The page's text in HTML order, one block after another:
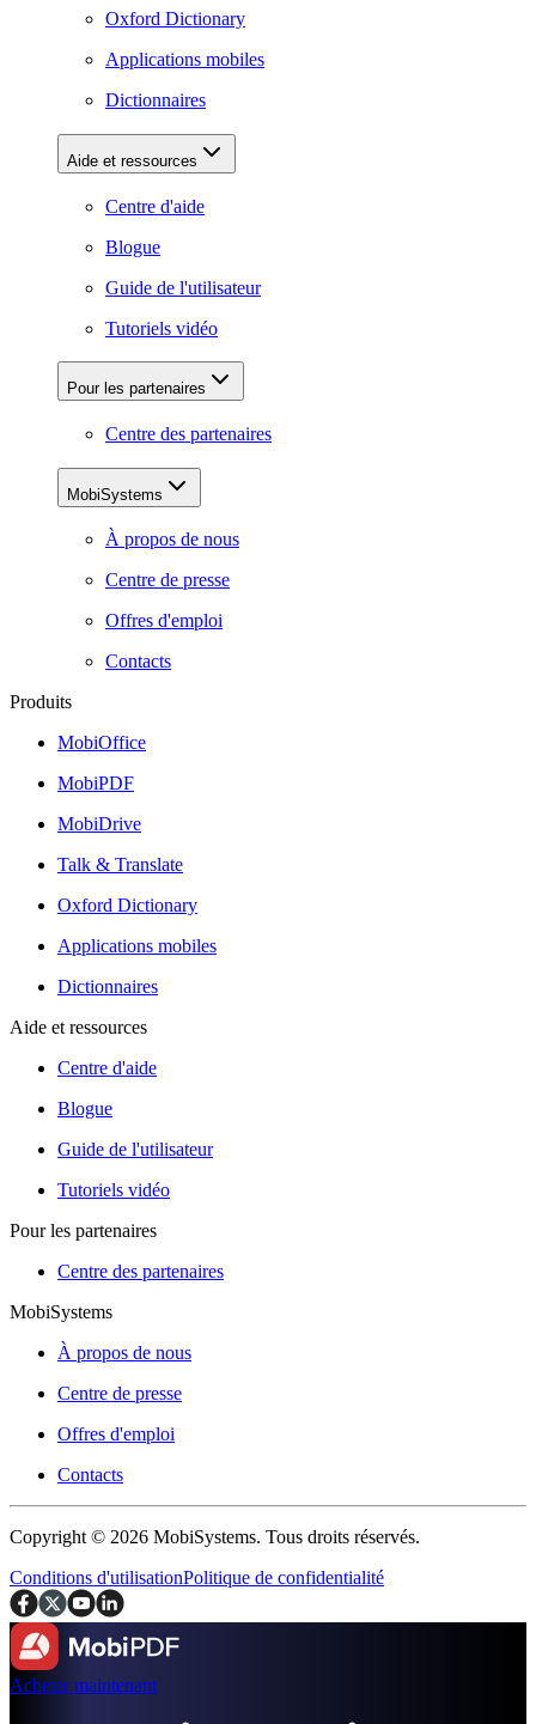
Oxford Dictionary
Applications mobiles
Dictionnaires
Aide et ressources
Centre d'aide
Blogue
Guide de l'utilisateur
Tutoriels vidéo
Pour les partenaires
Centre des partenaires
MobiSystems
À propos de nous
Centre de presse
Offres d'emploi
Contacts
Produits
MobiOffice
MobiPDF
MobiDrive
Talk & Translate
Oxford Dictionary
Applications mobiles
Dictionnaires
Aide et ressources
Centre d'aide
Blogue
Guide de l'utilisateur
Tutoriels vidéo
Pour les partenaires
Centre des partenaires
MobiSystems
À propos de nous
Centre de presse
Offres d'emploi
Contacts
Copyright © 2026 MobiSystems. Tous droits réservés.
Conditions d'utilisationPolitique de confidentialité
Acheter maintenant